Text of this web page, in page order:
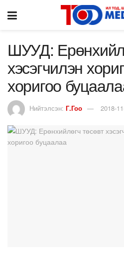
ШУУД:
хэсэгчилэн
хоригоо
Нийтэлсэн: Г.Гоо 2018-